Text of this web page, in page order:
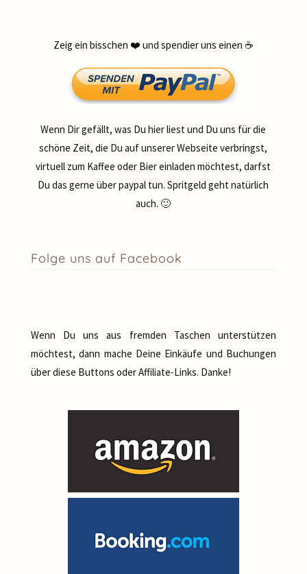
Zeig ein bisschen ❤️ und spendier uns einen ☕
Wenn Dir gefällt, was Du hier liest und Du uns für die
schöne Zeit, die Du auf unserer Webseite verbringst,
virtuell zum Kaffee oder Bier einladen möchtest, darfst
Du das gerne über paypal tun. Spritgeld geht natürlich
auch. 🙂
Folge uns auf Facebook
Wenn Du uns aus fremden Taschen unterstützen
möchtest, dann mache Deine Einkäufe und Buchungen
über diese Buttons oder Affiliate-Links. Danke!